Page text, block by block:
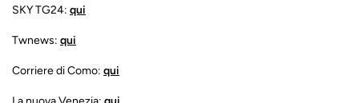
SKY TG24: qui
Twnews: qui
Corriere di Como: qui